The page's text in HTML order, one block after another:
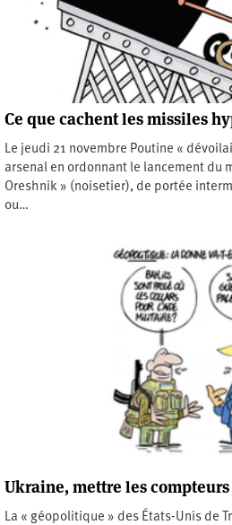
Ce que cachent les missiles
Le jeudi 21 novembre Poutine «
arsenal en ordonnant le lancement du
Oreshnik » (noisetier), de portée
ou…
Ukraine, mettre les
La « géopolitique » des États-Unis de